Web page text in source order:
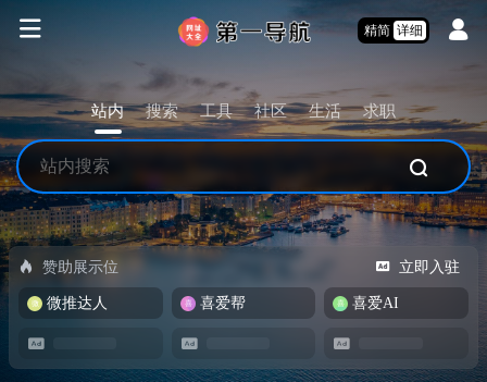
精简 详细
站内 搜索 工具 社区 生活 求职
赞助展示位 立即入驻
微推达人 喜爱帮 喜爱AI